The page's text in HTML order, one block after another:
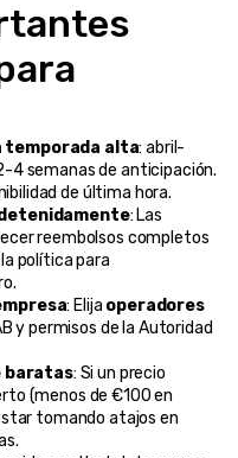
temporada alta: abril-
4 semanas de anticipación.
de última hora.
: Las
reembolsos completos
política para
: Elija operadores
y permisos de la Autoridad
baratas: Si un precio
(menos de €100 en
tomando atajos en